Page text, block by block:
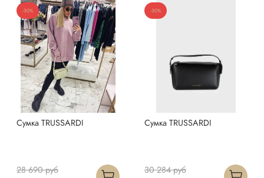
-30%
Сумка TRUSSARDI
28 690 руб
-30%
Сумка TRUSSARDI
30 284 руб